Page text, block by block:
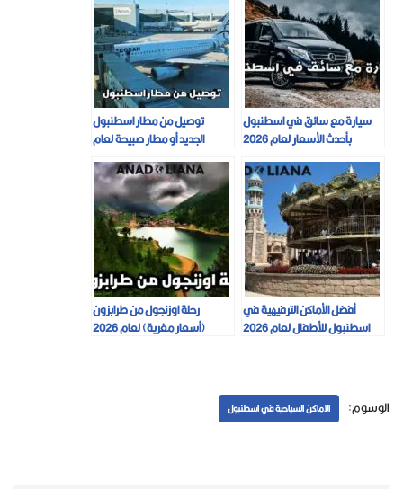
سيارة مع سائق في اسطنبول
بأحدث الأسعار لعام 2026
توصيل من مطار اسطنبول
الجديد أو مطار صبيحة لعام
2026
أفضل الأماكن الترفيهية في
اسطنبول للأطفال لعام 2026
رحلة اوزنجول من طرابزون
(أسعار مغرية) لعام 2026
الوسوم: الاماكن السياحية في اسطنبول